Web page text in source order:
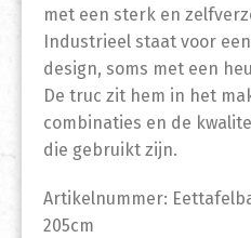
met een sterk en
Industrieel staat voor
design, soms met een
De truc zit hem in het
combinaties en de
die gebruikt zijn.
Artikelnummer:
205cm